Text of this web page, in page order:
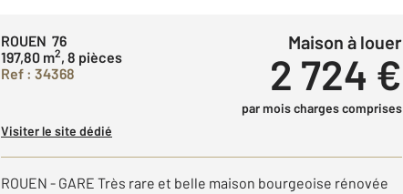
ROUEN 76
197,80 m2, 8 pièces
Ref : 34368
Maison à louer
2 724 €
par mois charges comprises
Visiter le site dédié
ROUEN - GARE Très rare et belle maison bourgeoise rénovée